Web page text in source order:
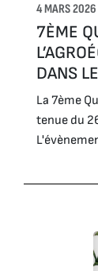
4 MARS 2026
7ÈME
DANS
La 7ème
tenue du